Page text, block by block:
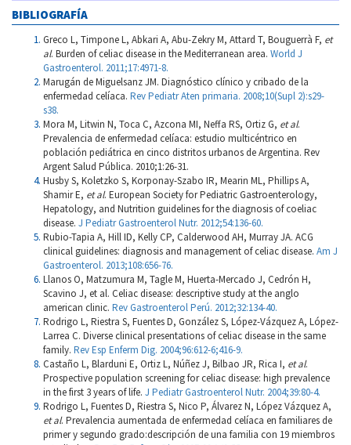
BIBLIOGRAFÍA
Greco L, Timpone L, Abkari A, Abu-Zekry M, Attard T, Bouguerrà F, et
al. Burden of celiac disease in the Mediterranean area. World J
Gastroenterol. 2011;17:4971-8.
Marugán de Miguelsanz JM. Diagnóstico clínico y cribado de la
enfermedad celíaca. Rev Pediatr Aten primaria. 2008;10(Supl 2):s29-
s38.
Mora M, Litwin N, Toca C, Azcona MI, Neffa RS, Ortiz G, et al.
Prevalencia de enfermedad celíaca: estudio multicéntrico en
población pediátrica en cinco distritos urbanos de Argentina. Rev
Argent Salud Pública. 2010;1:26-31.
Husby S, Koletzko S, Korponay-Szabo IR, Mearin ML, Phillips A,
Shamir E, et al. European Society for Pediatric Gastroenterology,
Hepatology, and Nutrition guidelines for the diagnosis of coeliac
disease. J Pediatr Gastroenterol Nutr. 2012;54:136-60.
Rubio-Tapia A, Hill ID, Kelly CP, Calderwood AH, Murray JA. ACG
clinical guidelines: diagnosis and management of celiac disease. Am J
Gastroenterol. 2013;108:656-76.
Llanos O, Matzumura M, Tagle M, Huerta-Mercado J, Cedrón H,
Scavino J, et al. Celiac disease: descriptive study at the anglo
american clinic. Rev Gastroenterol Perú. 2012;32:134-40.
Rodrigo L, Riestra S, Fuentes D, González S, López-Vázquez A, López-
Larrea C. Diverse clinical presentations of celiac disease in the same
family. Rev Esp Enferm Dig. 2004;96:612-6;416-9.
Castaño L, Blarduni E, Ortiz L, Núñez J, Bilbao JR, Rica I, et al.
Prospective population screening for celiac disease: high prevalence
in the first 3 years of life. J Pediatr Gastroenterol Nutr. 2004;39:80-4.
Rodrigo L, Fuentes D, Riestra S, Nico P, Álvarez N, López Vázquez A,
et al. Prevalencia aumentada de enfermedad celíaca en familiares de
primer y segundo grado:descripción de una familia con 19 miembros